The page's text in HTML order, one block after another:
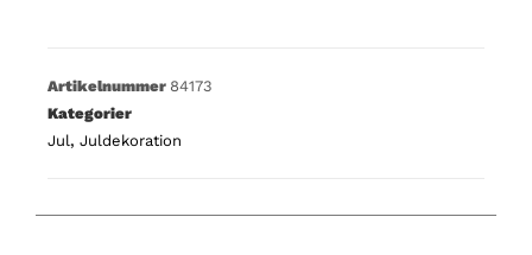
Artikelnummer 84173
Kategorier
Jul, Juldekoration